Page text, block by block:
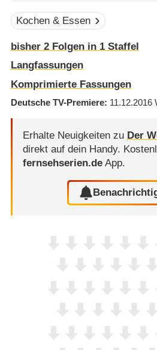
Kochen & Essen
bisher 2Folgen in 1Staffel
Langfassungen
Komprimierte Fassungen
Deutsche TV-Premiere 11.12.2016
Erhalte Neuigkeiten zu Der
direkt auf dein Handy.
fernsehserien.deApp.